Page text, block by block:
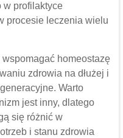
w profilaktyce
procesie leczenia wielu
homeostazę
zdrowia na dłużej i
Warto
jest inny, dlatego
się różnić w
i stanu zdrowia